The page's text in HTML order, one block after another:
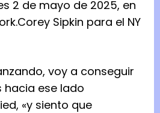
2 de mayo de 2025, en
Corey Sipkin para el NY
voy a conseguir
ese lado
«y siento que